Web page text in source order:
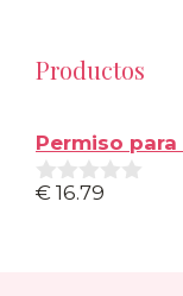
Productos
Permiso para
0
€ 16.79